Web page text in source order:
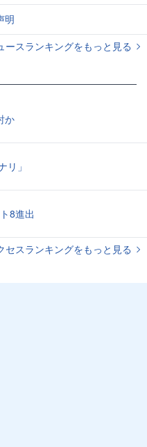
明
ースランキングをもっと見る
か
リ」
8進出
セスランキングをもっと見る